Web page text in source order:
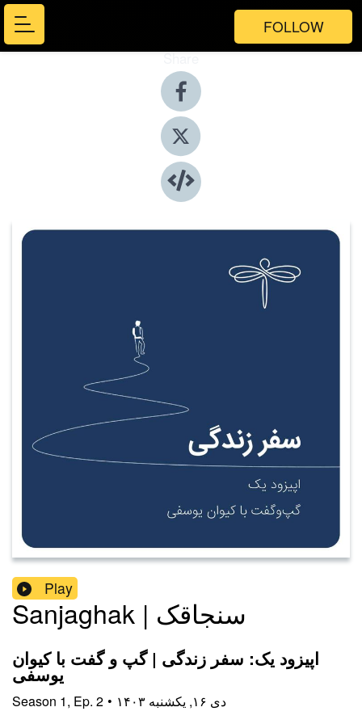
FOLLOW
Share
Play
Sanjaghak | سنجاقک
اپیزود یک: سفر زندگی | گپ و گفت با کیوان
یوسفی
Season 1, Ep. 2 • ۱۴۰۳ دی ۱۶, یکشنبه